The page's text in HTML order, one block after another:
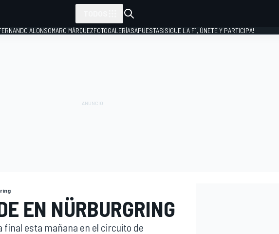
ALONSOMARC MÁRQUEZFOTOGALERÍASAPUESTAS¡SIGUE LA F1, ÚNETE Y PARTICIPA!
EN NÜRBURGRING
esta mañana en el circuito de